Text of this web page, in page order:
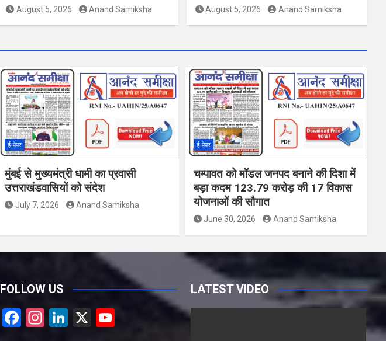
August 5, 2026 Anand Samiksha August 5, 2026 Anand Samiksha
ई-पेपर
मुंबई से मुख्यमंत्री धामी का प्रवासी
उत्तराखंडवासियों को संदेश
July 7, 2026 Anand Samiksha
ई-पेपर
चम्पावत को मॉडल जनपद बनाने की दिशा में
बड़ा कदम 123.79 करोड़ की 17 विकास
योजनाओं की सौगात
June 30, 2026 Anand Samiksha
FOLLOW US
F
In
Li
X
LATEST VIDEO